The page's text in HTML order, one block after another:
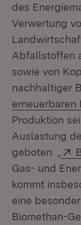
des
Verwertung
Abfallstoffen
sowie von
nachhaltiger
erneuerbaren
Produktion
Auslastung
geboten. „
Gas- und
kommt
eine
Biomethan-